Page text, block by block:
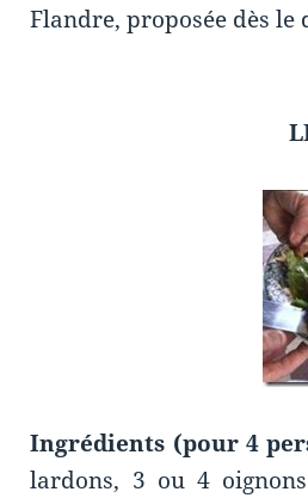
Flandre, proposée dès le
Ingrédients (pour 4
lardons, 3 ou 4